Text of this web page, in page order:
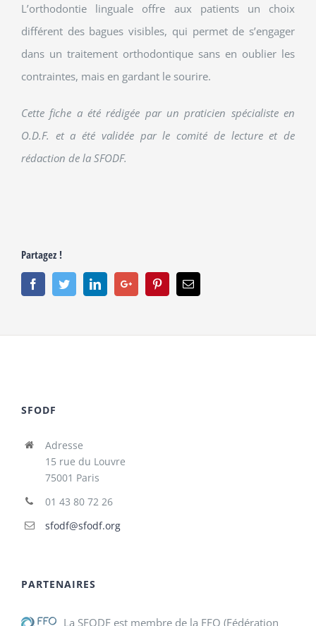
L’orthodontie linguale offre aux patients un choix
différent des bagues visibles, qui permet de s’engager
dans un traitement orthodontique sans en oublier les
contraintes, mais en gardant le sourire.
Cette fiche a été rédigée par un praticien spécialiste en
O.D.F. et a été validée par le comité de lecture et de
rédaction de la SFODF.
Partagez !
FacebookTwitterLinkedinGoogle+ PinterestEmail
SFODF
Adresse
15 rue du Louvre
75001 Paris
01 43 80 72 26
sfodf@sfodf.org
PARTENAIRES
La SFODF est membre de la FFO (Fédération